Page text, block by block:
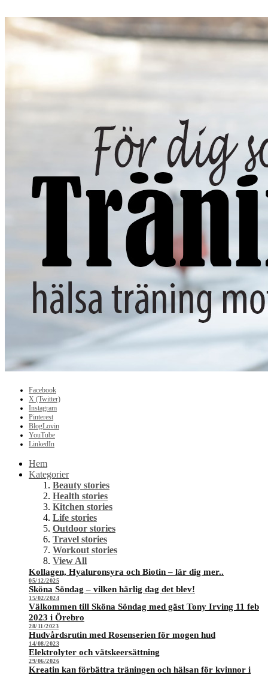
Facebook
X (Twitter)
Instagram
Pinterest
BlogLovin
YouTube
LinkedIn
Hem
Kategorier
Beauty stories
Health stories
Kitchen stories
Life stories
Outdoor stories
Travel stories
Workout stories
View All
Kollagen, Hyaluronsyra och Biotin – lär dig mer..
05/12/2025
Sköna Söndag – vilken härlig dag det blev!
15/02/2024
Välkommen till Sköna Söndag med gäst Tony Irving 11 feb
2023 i Örebro
28/11/2023
Hudvårdsrutin med Rosenserien för mogen hud
14/08/2023
Elektrolyter och vätskeersättning
29/06/2026
Kreatin kan förbättra träningen och hälsan för kvinnor i